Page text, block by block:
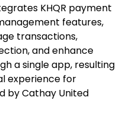
KHQR payment
features,
transactions,
and enhance
a single app, resulting
experience for
by Cathay United